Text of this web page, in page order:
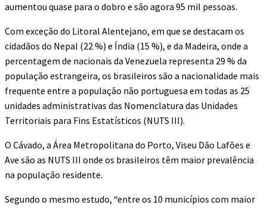
aumentou quase para o dobro e são agora 95 mil pessoas.
Com exceção do Litoral Alentejano, em que se destacam os
cidadãos do Nepal (22 %) e Índia (15 %), e da Madeira, onde a
percentagem de nacionais da Venezuela representa 29 % da
população estrangeira, os brasileiros são a nacionalidade mais
frequente entre a população não portuguesa em todas as 25
unidades administrativas das Nomenclatura das Unidades
Territoriais para Fins Estatísticos (NUTS III).
O Cávado, a Área Metropolitana do Porto, Viseu Dão Lafões e
Ave são as NUTS III onde os brasileiros têm maior prevalência
na população residente.
Segundo o mesmo estudo, “entre os 10 municípios com maior